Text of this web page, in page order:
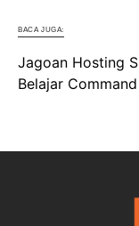
BACA JUGA:
Jagoan Hosting
Belajar